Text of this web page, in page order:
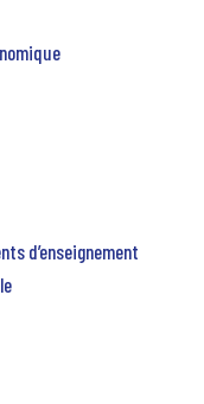
d’enseignement